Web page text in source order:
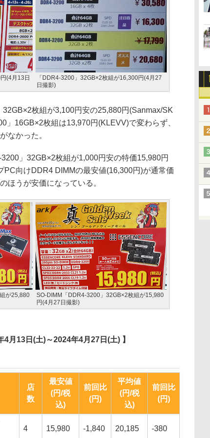
(4月13日
「DDR4-3200」32GB×2枚組が16,300円(4月27
日撮影)
枚組が3,100円安の25,880円(Sanmax/SK
」16GB×2枚組は13,970円(KLEVV)で変わらず、
なかった。
」32GB×2枚組が1,000円安の特価15,980円
PC向けDDR4 DIMMの最安値(16,300円)が通常価
ほうが安価になっている。
が25,880
SO-DIMM「DDR4-3200」32GB×2枚組が15,980
円(4月27日撮影)
4月13日(土)～2024年4月27日(土) 】
店
数
最安値
(円/税
込)
前回比
(円)
平均値
(円/税
込)
前回比
(円)
4 15,980 -1,840 20,185 -380